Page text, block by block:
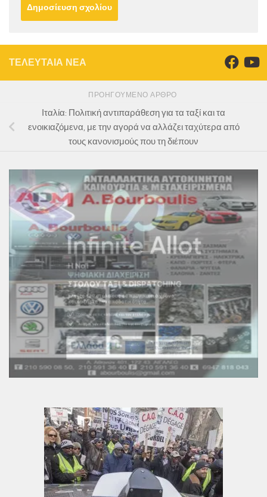
ΤΕΛΕΥΤΑΙΑ ΝΕΑ
ΠΡΟΗΓΟΎΜΕΝΟ ΆΡΘΡΟ
Ιταλία: Πολιτική αντιπαράθεση για τα ταξί και τα
ενοικιαζόμενα, με την αγορά να αλλάζει ταχύτερα από
τους κανονισμούς που τη διέπουν